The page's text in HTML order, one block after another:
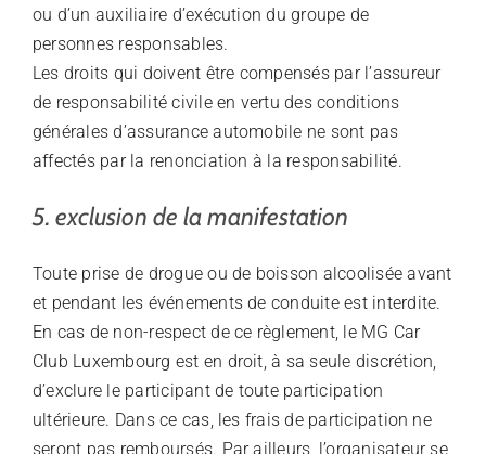
ou d’un auxiliaire d’exécution du groupe de
personnes responsables.
Les droits qui doivent être compensés par l’assureur
de responsabilité civile en vertu des conditions
générales d’assurance automobile ne sont pas
affectés par la renonciation à la responsabilité.
5. exclusion de la manifestation
Toute prise de drogue ou de boisson alcoolisée avant
et pendant les événements de conduite est interdite.
En cas de non-respect de ce règlement, le MG Car
Club Luxembourg est en droit, à sa seule discrétion,
d’exclure le participant de toute participation
ultérieure. Dans ce cas, les frais de participation ne
seront pas remboursés. Par ailleurs, l’organisateur se